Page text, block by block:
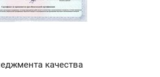
качества